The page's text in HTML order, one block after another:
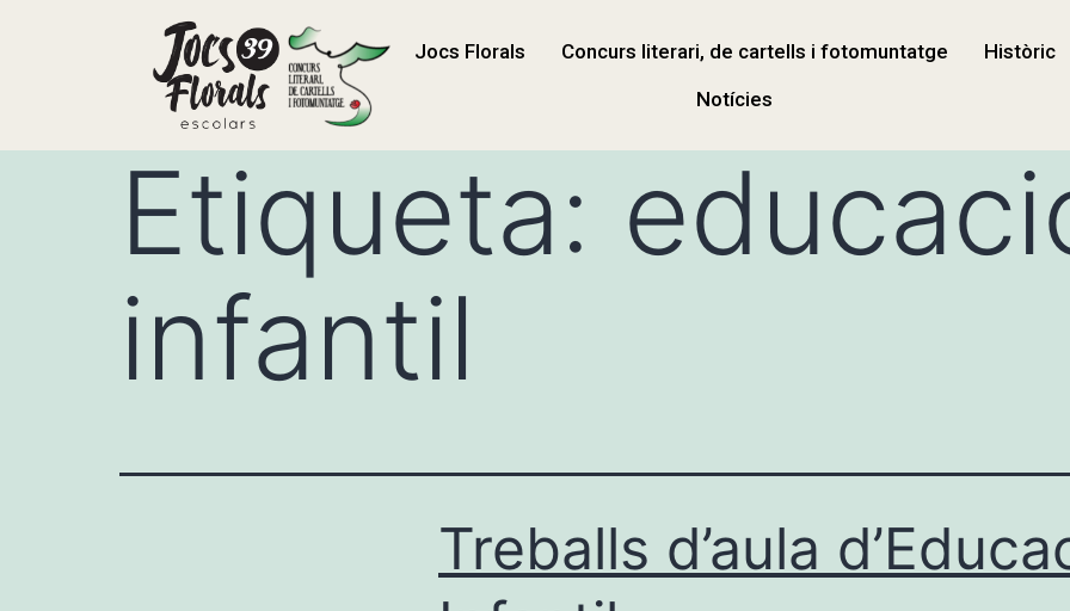
Jocs Florals Concurs literari, de cartells i fotomuntatge
Històric
Notícies
Etiqueta:
infantil
Treballs d’aula